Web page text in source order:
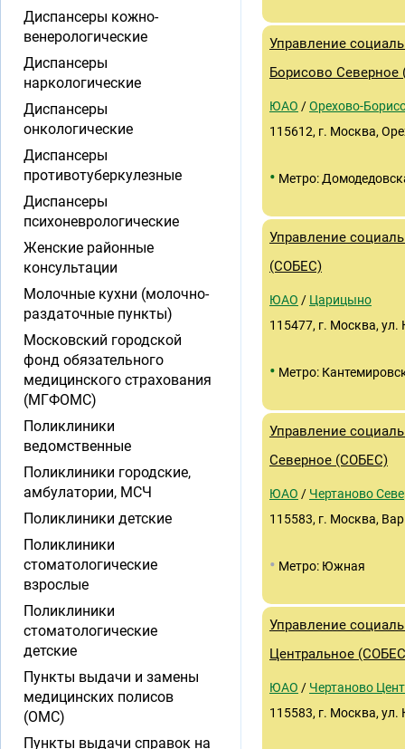
Управление
Борисово
ЮАО /Орехово-
115612, г. Москва,
• Метро:
Управление
(СОБЕС)
ЮАО / Царицыно
115477, г. Москва, ул.
• Метро:
Управление
Северное (СОБЕС)
ЮАО / Чертаново
115583, г. Москва,
• Метро: Южная
Управление
Центральное
ЮАО / Чертаново
115583, г. Москва, ул.
Диспансеры кожно-
венерологические
Диспансеры
наркологические
Диспансеры
онкологические
Диспансеры
противотуберкулезные
Диспансеры
психоневрологические
Женские районные
консультации
Молочные кухни (молочно-
раздаточные пункты)
Московский городской
фонд обязательного
медицинского страхования
(МГФОМС)
Поликлиники
ведомственные
Поликлиники городские,
амбулатории, МСЧ
Поликлиники детские
Поликлиники
стоматологические
взрослые
Поликлиники
стоматологические
детские
Пункты выдачи и замены
медицинских полисов
(ОМС)
Пункты выдачи справок на